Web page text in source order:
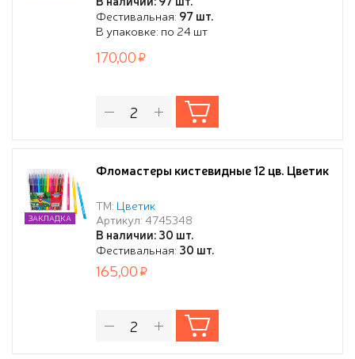
Фестивальная: 97 шт.
В упаковке: по 24 шт
170,00
Фломастеры кистевидные 12 цв. Цветик
ТМ: Цветик
Артикул: 4745348
В наличии: 30 шт.
Фестивальная: 30 шт.
ЗАКЛАДКА
165,00